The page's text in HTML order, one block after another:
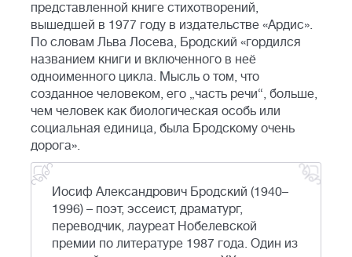
представленной книге стихотворений,
вышедшей в 1977 году в издательстве «Ардис».
По словам Льва Лосева, Бродский «гордился
названием книги и включенного в неё
одноименного цикла. Мысль о том, что
созданное человеком, его „часть речи“, больше,
чем человек как биологическая особь или
социальная единица, была Бродскому очень
дорога».
Иосиф Александрович Бродский (1940–
1996) – поэт, эссеист, драматург,
переводчик, лауреат Нобелевской
премии по литературе 1987 года. Один из